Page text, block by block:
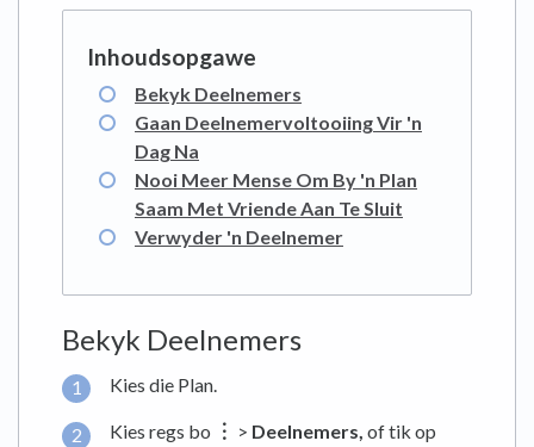
Bekyk Deelnemers
Gaan Deelnemervoltooiing Vir 'n
Dag Na
Nooi Meer Mense Om By 'n Plan
Saam Met Vriende Aan Te Sluit
Verwyder 'n Deelnemer
Bekyk Deelnemers
Kies die Plan.
Kies regs bo ︙ > Deelnemers, of tik op